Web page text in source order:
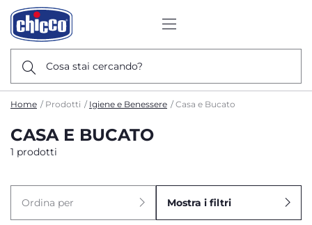
Cosa stai cercando?
Home Prodotti Igiene e Benessere Casa e Bucato
CASA E BUCATO
1 prodotti
Ordina per Mostra i filtri